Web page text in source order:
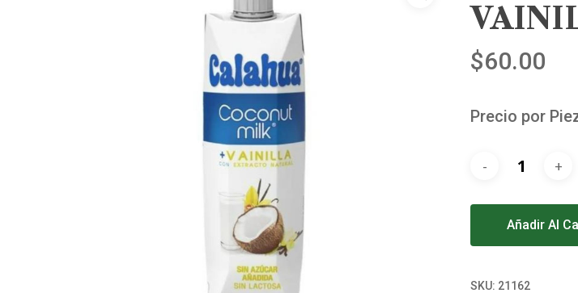
$60.00
Precio por
Añadir Al
SKU: 21162